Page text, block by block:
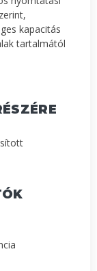
kapacitás
tartalmától